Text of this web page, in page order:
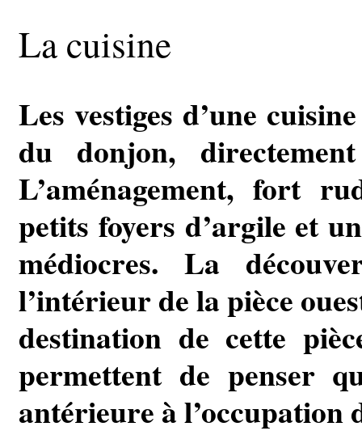
La cuisine
Les vestiges d’une
du donjon,
L’aménagement, fort
petits foyers d’argile et
médiocres. La
l’intérieur de la pièce
destination de cette
permettent de penser
antérieure à l’occupation